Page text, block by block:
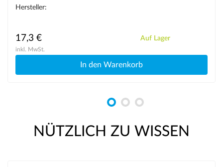
Hersteller:
17,3 €
inkl. MwSt.
Auf Lager
In den Warenkorb
NÜTZLICH ZU WISSEN